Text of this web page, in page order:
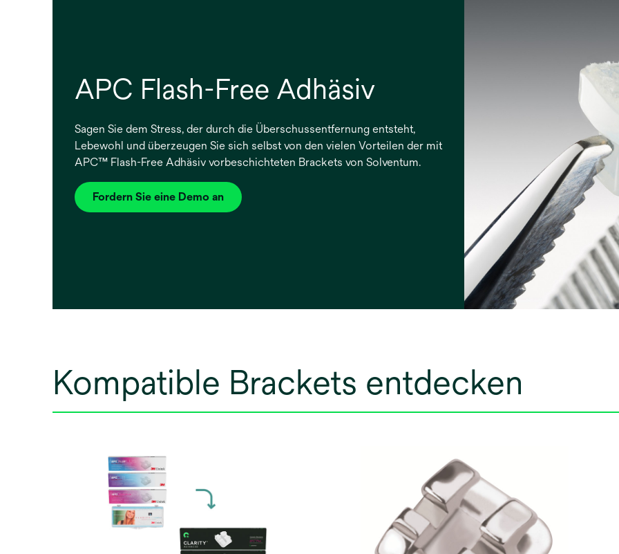
APC Flash-Free Adhäsiv
Sagen Sie dem Stress, der durch die Überschussentfernung entsteht,
Lebewohl und überzeugen Sie sich selbst von den vielen Vorteilen der mit
APC™ Flash-Free Adhäsiv vorbeschichteten Brackets von Solventum.
Fordern Sie eine Demo an
Kompatible Brackets entdecken